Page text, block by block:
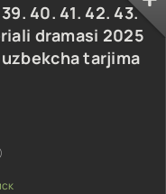
40. 41. 42. 43.
dramasi 2025
tarjima